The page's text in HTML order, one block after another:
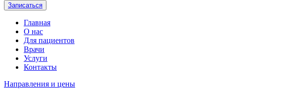
Записаться
Главная
О нас
Для пациентов
Врачи
Услуги
Контакты
Направления и цены